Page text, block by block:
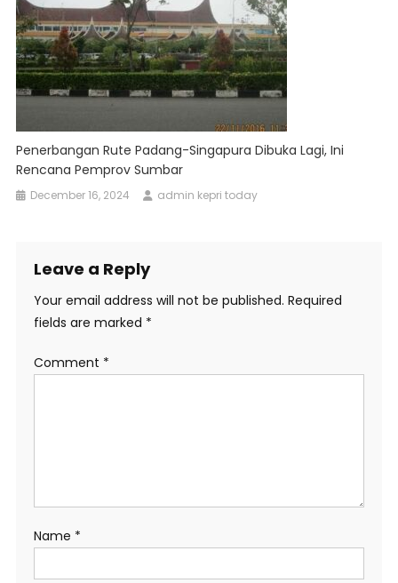
Penerbangan Rute Padang-Singapura Dibuka Lagi, Ini
Rencana Pemprov Sumbar
December 16, 2024 admin kepri today
Leave a Reply
Your email address will not be published. Required
fields are marked *
Comment *
Name *